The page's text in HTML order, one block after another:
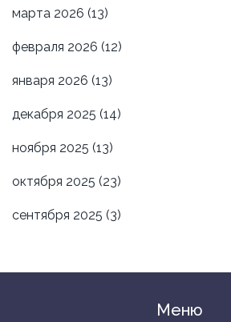
марта 2026 (13)
февраля 2026 (12)
января 2026 (13)
декабря 2025 (14)
ноября 2025 (13)
октября 2025 (23)
сентября 2025 (3)
Меню